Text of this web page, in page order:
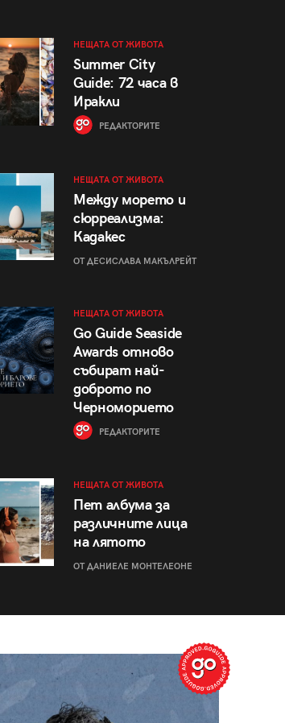
НЕЩАТА ОТ ЖИВОТА
Summer City
Guide: 72 часа в
Иракли
РЕДАКТОРИТЕ
НЕЩАТА ОТ ЖИВОТА
Между морето и
сюрреализма:
Кадакес
ОТ ДЕСИСЛАВА МАКЪЛРЕЙТ
НЕЩАТА ОТ ЖИВОТА
Go Guide Seaside
Awards отново
събират най-
доброто по
Черноморието
РЕДАКТОРИТЕ
НЕЩАТА ОТ ЖИВОТА
Пет албума за
различните лица
на лятото
ОТ ДАНИЕЛЕ МОНТЕЛЕОНЕ